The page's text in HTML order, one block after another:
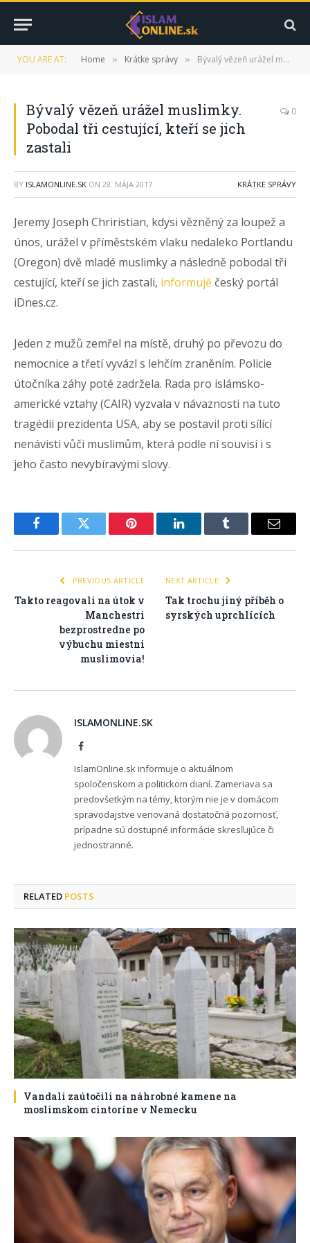
YOU ARE AT: Home » Krátke správy » Bývalý vězeň urážel muslimky. Pobodal tři cestující, kteří se jich zastali
Bývalý vězeň urážel muslimky.
Pobodal tři cestující, kteří se jich
zastali
0
BY ISLAMONLINE.SK ON 28. MÁJA 2017 KRÁTKE SPRÁVY
Jeremy Joseph Chriristian, kdysi vězněný za loupež a
únos, urážel v příměstském vlaku nedaleko Portlandu
(Oregon) dvě mladé muslimky a následně pobodal tři
cestující, kteří se jich zastali, informujě český portál
iDnes.cz.
Jeden z mužů zemřel na místě, druhý po převozu do
nemocnice a třetí vyvázl s lehčím zraněním. Policie
útočníka záhy poté zadržela. Rada pro islámsko-
americké vztahy (CAIR) vyzvala v návaznosti na tuto
tragédii prezidenta USA, aby se postavil proti sílící
nenávisti vůči muslimům, která podle ní souvisí i s
jeho často nevybíravými slovy.
FacebookTwitter Pinterest LinkedInTumblr Email
PREVIOUS ARTICLE
Takto reagovali na útok v
Manchestri
bezprostredne po
výbuchu miestni
muslimovia!
NEXT ARTICLE
Tak trochu jiný příběh o
syrských uprchlících
ISLAMONLINE.SK
Facebook
IslamOnline.sk informuje o aktuálnom
spoločenskom a politickom dianí. Zameriava sa
predovšetkým na témy, ktorým nie je v domácom
spravodajstve venovaná dostatočná pozornosť,
prípadne sú dostupné informácie skresľujúce či
jednostranné.
RELATED POSTS
Vandali zaútočili na náhrobné kamene na
moslimskom cintoríne v Nemecku